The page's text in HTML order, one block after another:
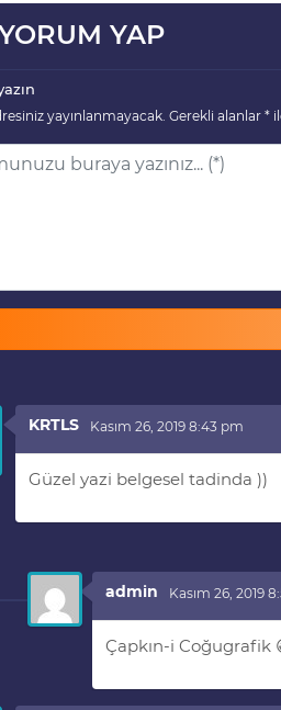
YAP
yayınlanmayacak. Gerekli alanlar *
KRTLS Kasım 26, 2019 8:43 pm
Güzel yazi belgesel tadinda ))
admin Kasım 26, 2019
Çapkın-i Coğugrafik